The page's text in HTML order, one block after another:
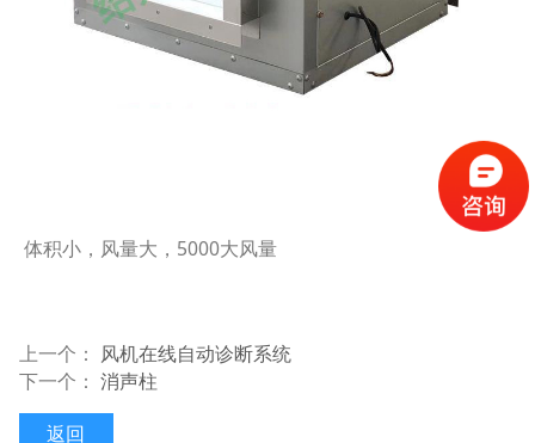
体积小，风量大，5000大风量
上一个： 风机在线自动诊断系统
下一个： 消声柱
返回